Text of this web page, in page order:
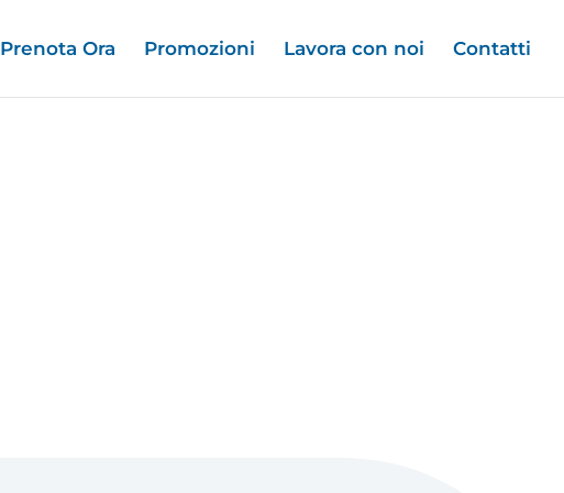
Prenota Ora Promozioni Lavora con noi Contatti